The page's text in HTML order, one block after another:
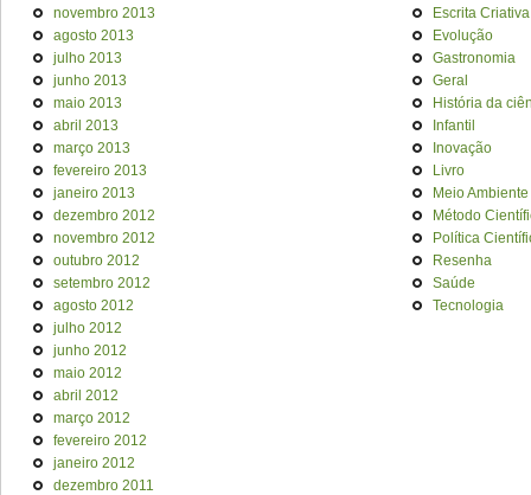
novembro 2013
agosto 2013
julho 2013
junho 2013
maio 2013
abril 2013
março 2013
fevereiro 2013
janeiro 2013
dezembro 2012
novembro 2012
outubro 2012
setembro 2012
agosto 2012
julho 2012
junho 2012
maio 2012
abril 2012
março 2012
fevereiro 2012
janeiro 2012
dezembro 2011
Escrita Criativa
Evolução
Gastronomia
Geral
História da
Infantil
Inovação
Livro
Meio Ambiente
Método
Política
Resenha
Saúde
Tecnologia